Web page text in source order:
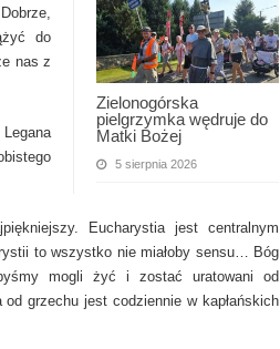
Zielonogórska
pielgrzymka wędruje do
Matki Bożej
5 sierpnia 2026
do
nas z
Eucharystia jest centralnym
to wszystko nie miałoby sensu… Bóg
mogli żyć i zostać uratowani od
grzechu jest codziennie w kapłańskich